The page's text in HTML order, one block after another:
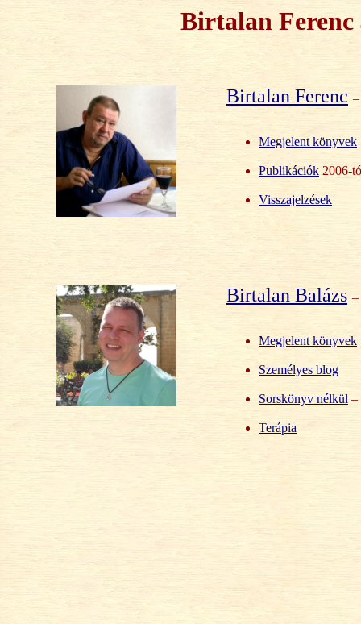
Birtalan Ferenc
Birtalan Ferenc
Megjelent könyvek
Publikációk 2006-
Visszajelzések
Birtalan Balázs –
Megjelent könyvek
Személyes blog
Sorskönyv nélkül –
Terápia